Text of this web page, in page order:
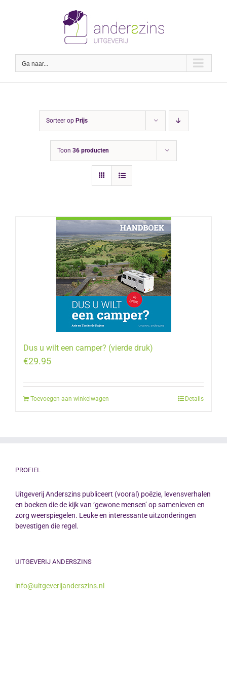
Ga naar...
Sorteer op Prijs
Toon 36 producten
Dus u wilt een camper? (vierde druk)
€29.95
Toevoegen aan winkelwagen Details
PROFIEL
Uitgeverij Anderszins publiceert (vooral) poëzie, levensverhalen
en boeken die de kijk van ‘gewone mensen’ op samenleven en
zorg weerspiegelen. Leuke en interessante uitzonderingen
bevestigen die regel.
UITGEVERIJ ANDERSZINS
info@uitgeverijanderszins.nl